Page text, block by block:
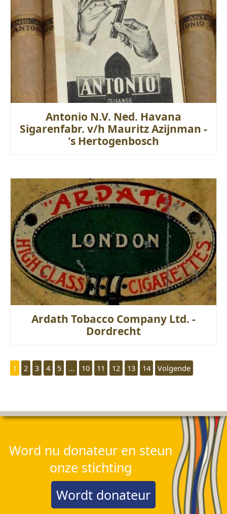
Antonio N.V. Ned. Havana
Sigarenfabr. v/h Mauritz Azijnman -
's Hertogenbosch
Ardath Tobacco Company Ltd. -
Dordrecht
1 2 3 4 5 ... 10 11 12 13 14 Volgende
Word nu donateur en steun
onze stichting
Wordt donateur